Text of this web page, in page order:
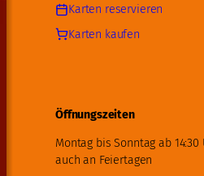
Karten reservieren
Karten kaufen
Öffnungszeiten
Montag bis Sonntag ab 14:30
auch an Feiertagen